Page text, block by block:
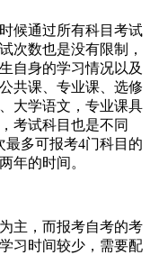
候通过所有科目考试
次数也是没有限制，
自身的学习情况以及
共课、专业课、选修
大学语文，专业课具
考试科目也是不同
最多可报考4门科目的
年的时间。
主，而报考自考的考
习时间较少，需要配